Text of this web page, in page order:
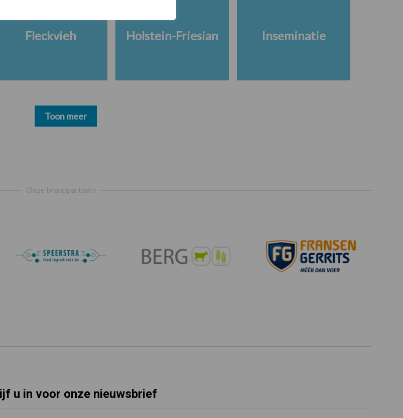
Fleckvieh Holstein-Friesian Inseminatie
Toon meer
Onze brandpartners
u in voor onze nieuwsbrief